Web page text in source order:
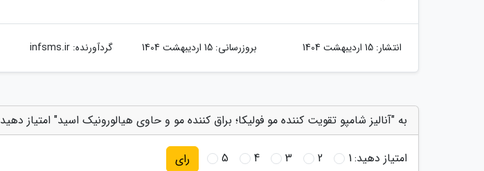
انتشار: 15 اردیبهشت 1404 بروزرسانی: 15 اردیبهشت 1404 گردآورنده:infsms.ir
به "آنالیز شامپو تقویت کننده مو فولیکا؛ براق کننده مو و حاوی هیالورونیک اسید" امتیاز دهید
امتیاز دهید:1
2
3
4
5 رای